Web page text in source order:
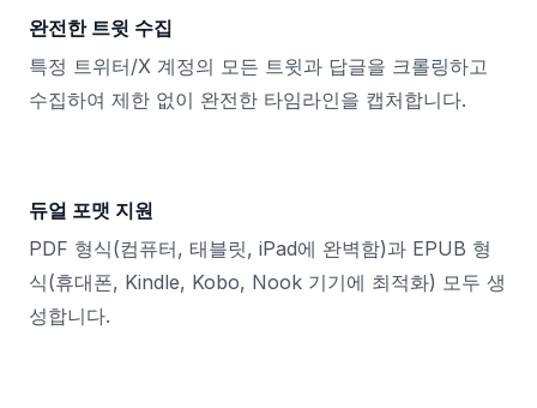
완전한 트윗 수집
특정 트위터/X 계정의 모든 트윗과 답글을 크롤링하고
수집하여 제한 없이 완전한 타임라인을 캡처합니다.
듀얼 포맷 지원
PDF 형식(컴퓨터, 태블릿, iPad에 완벽함)과 EPUB 형
식(휴대폰, Kindle, Kobo, Nook 기기에 최적화) 모두 생
성합니다.